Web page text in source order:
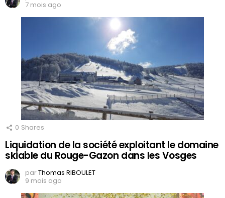
7 mois ago
0 Shares
Liquidation de la société exploitant le domaine
skiable du Rouge-Gazon dans les Vosges
parThomas RIBOULET
9 mois ago